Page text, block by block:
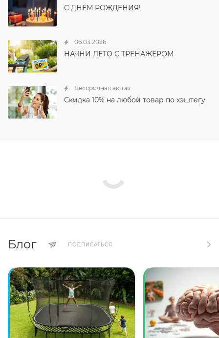
С ДНЁМ РОЖДЕНИЯ!
06.03.2026
НАЧНИ ЛЕТО С ТРЕНАЖЁРОМ
Бессрочная акция
Скидка 10% на любой товар по хэштегу
Блог ПОДПИСАТЬСЯ